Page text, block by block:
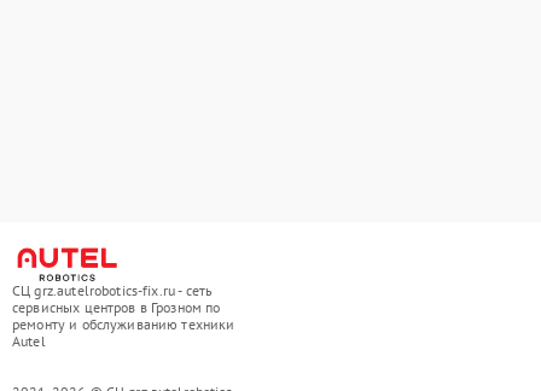
СЦ grz.autelrobotics-fix.ru - сеть
сервисных центров в Грозном по
ремонту и обслуживанию техники
Autel